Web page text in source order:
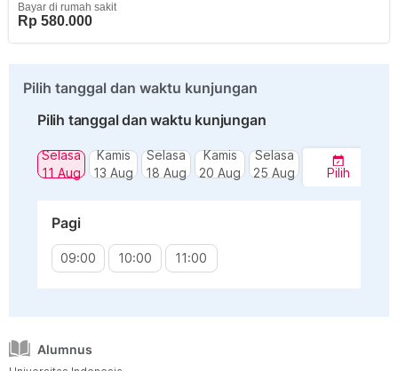
Bayar di rumah sakit
Rp 580.000
Pilih tanggal dan waktu kunjungan
Pilih tanggal dan waktu kunjungan
Selasa
11 Aug
Kamis
13 Aug
Selasa
18 Aug
Kamis
20 Aug
Selasa
25 Aug
Pilih
Pagi
09:00 10:00 11:00
Alumnus